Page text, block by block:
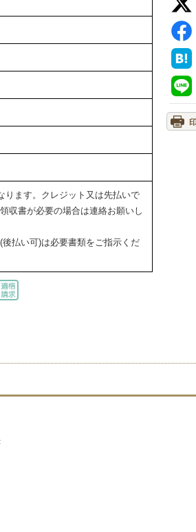
ります。クレジット又は先払いで
収書が必要の場合は連絡お願いし
払い可)は必要書類をご指示くだ